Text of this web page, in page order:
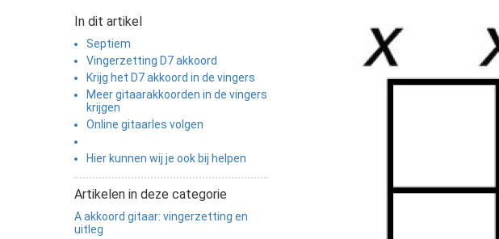
In dit artikel
Septiem
Vingerzetting D7 akkoord
Krijg het D7 akkoord in de vingers
Meer gitaarakkoorden in de vingers
krijgen
Online gitaarles volgen
Hier kunnen wij je ook bij helpen
Artikelen in deze categorie
A akkoord gitaar: vingerzetting en
uitleg